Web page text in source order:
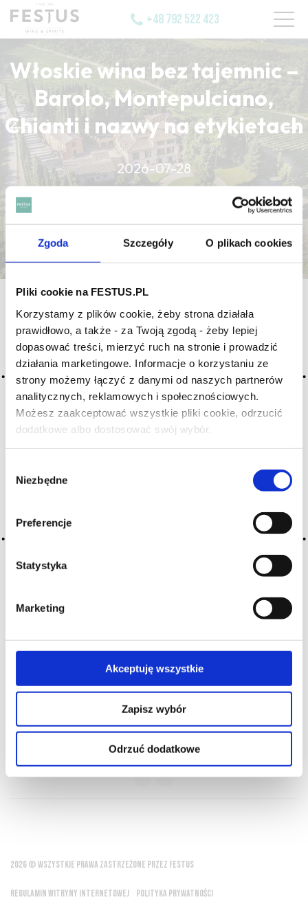
Zgoda Szczegóły O plikach cookies
Pliki cookie na FESTUS.PL
Korzystamy z plików cookie, żeby strona działała
prawidłowo, a także - za Twoją zgodą - żeby lepiej
dopasować treści, mierzyć ruch na stronie i prowadzić
działania marketingowe. Informacje o korzystaniu ze
strony możemy łączyć z danymi od naszych partnerów
analitycznych, reklamowych i społecznościowych.
Możesz zaakceptować wszystkie pliki cookie, odrzucić
dodatkowe albo dostosować swój wybór.
zgody
Niezbędne
Preferencje
Statystyka
Marketing
Akceptuję wszystkie
Zapisz wybór
Odrzuć dodatkowe
Czy masz ukończone 18 lat?
+48 792 522 423
Włoskie wina bez tajemnic –
Barolo, Montepulciano,
Chianti i nazwy na etykietach
2026-07-28
CZYTAJ WIĘCEJ
Archiwum wpisów tagu: pinard
sikacz
2016-05-10
slangowe określenie wina pospolitego niskiej jakości; dawniej
produkowano je, fermentując wytłoczyny z wodą; bełt
CZYTAJ WIĘCEJ
O NAS OFERTA ONLINE PRODUCENCI
BLOG
PRZEWODNIK
SŁOWNIK
Wino czyni cuda.
2026 © WSZYSTKIE PRAWA ZASTRZEŻONE PRZEZ FESTUS
REGULAMIN WITRYNY INTERNETOWEJ POLITYKA PRYWATNOŚCI